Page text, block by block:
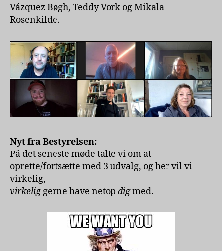
Vázquez Bøgh, Teddy Vork og Mikala
Rosenkilde.
Nyt fra Bestyrelsen:
På det seneste møde talte vi om at
oprette/fortsætte med 3 udvalg, og her vil vi
virkelig,
virkeliggerne have netop digmed.